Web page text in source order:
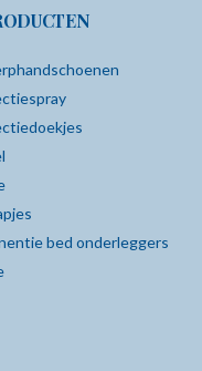
bed onderleggers